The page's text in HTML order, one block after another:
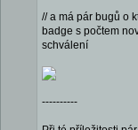
// a má pár bugů o
badge s počtem
schválení
----------